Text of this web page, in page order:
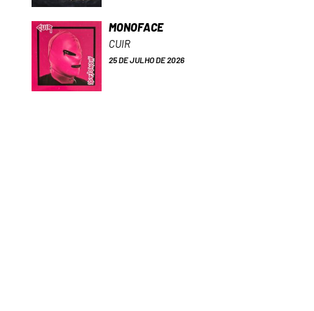
MONOFACE
CUIR
25 DE JULHO DE 2026